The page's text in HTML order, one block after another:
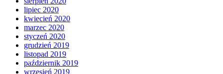
lipiec 2020
kwiecień 2020
marzec 2020
styczeń 2020
grudzień 2019
listopad 2019
październik 2019
wrzesień 2019